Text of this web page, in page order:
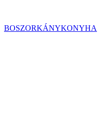
BOSZORKÁNYKONYHA